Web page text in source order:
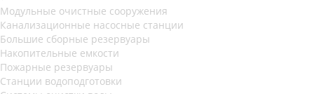
Модульные очистные сооружения
Канализационные насосные станции
Большие сборные резервуары
Накопительные емкости
Пожарные резервуары
Станции водоподготовки